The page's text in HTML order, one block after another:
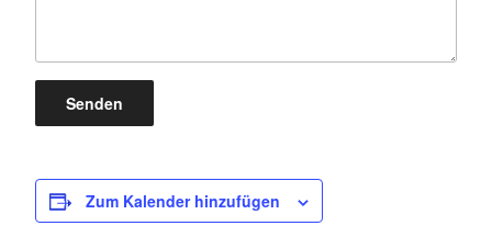
Senden
Zum Kalender hinzufügen